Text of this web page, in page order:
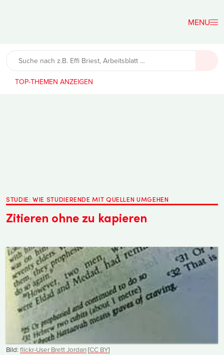
Lehrerfreund
TOP-THEMEN
STUDIE: WIE STUDIERENDE MIT QUELLEN UMGEHEN
Zitieren ohne zu kapieren
Bild:flickr-User Brett Jordan[CC BY]